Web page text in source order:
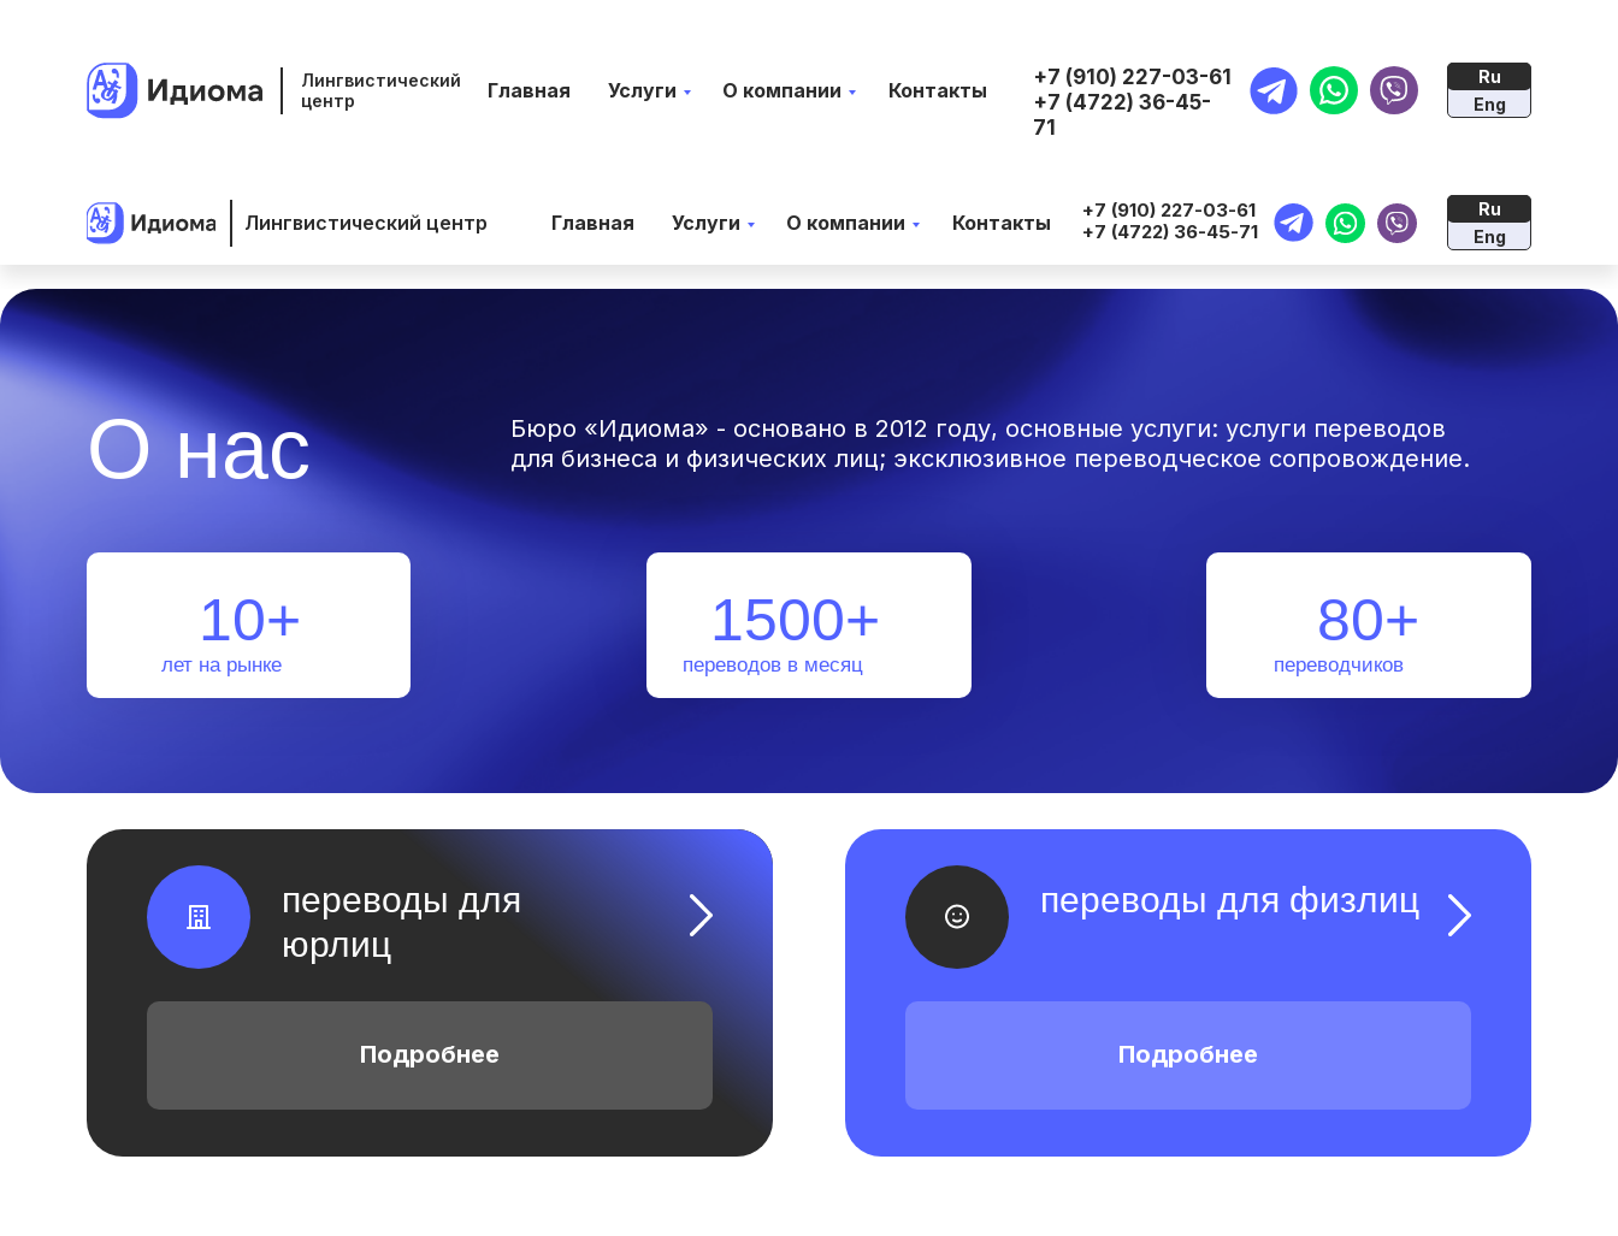
+7 (910) 227-03-61
+7 (4722) 36-45-
71
Ru
Eng
Лингвистический
центр
Главная Услуги О компании Контакты
+7 (910) 227-03-61
+7 (4722) 36-45-71
Ru
Eng
Лингвистический центр Главная Услуги О компании Контакты
10+
лет на рынке
1500+
переводов в месяц
80+
переводчиков
О нас
Бюро «Идиома» - основано в 2012 году, основные услуги: услуги переводов
для бизнеса и физических лиц; эксклюзивное переводческое сопровождение.
Подробнее
переводы для
юрлиц
Подробнее
переводы для физлиц